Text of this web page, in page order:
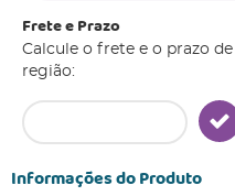
Frete e Prazo
Calcule o frete e o prazo
região:
Informações do Produto